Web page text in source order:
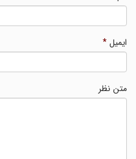
ایمیل*
متن نظر